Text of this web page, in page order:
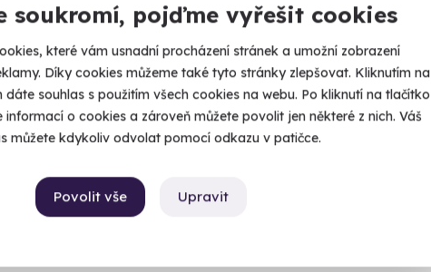
soukromí, pojďme vyřešit cookies
které vám usnadní procházení stránek a umožní zobrazení
Díky cookies můžeme také tyto stránky zlepšovat. Kliknutím na
dáte souhlas s použitím všech cookies na webu. Po kliknutí na tlačítko
o cookies a zároveň můžete povolit jen některé z nich. Váš
můžete kdykoliv odvolat pomocí odkazu v patičce.
Upravit
Povolit vše